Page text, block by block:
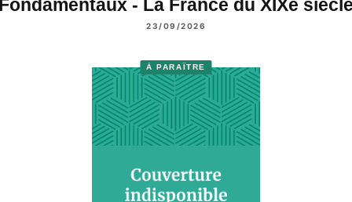
- La France du XIXe
23/09/2026
À PARAÎTRE